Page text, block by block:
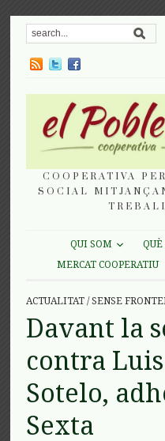
COOPERATIVA
SOCIAL
QUI SOM
MERCAT COOPERATIU
ACTUALITAT /SENSE
Davant la
contra
Sotelo,
Sexta